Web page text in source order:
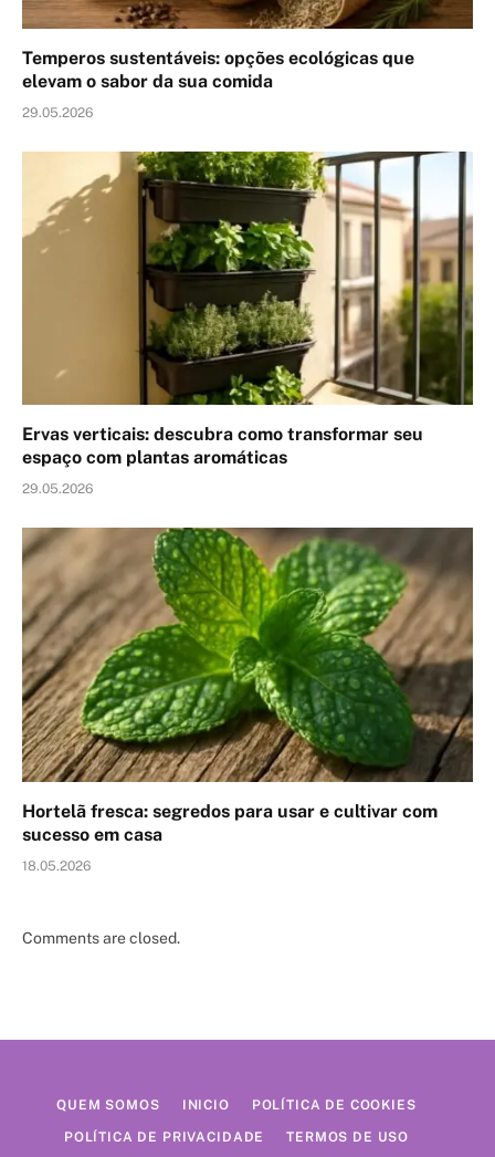
Temperos sustentáveis: opções ecológicas que
elevam o sabor da sua comida
29.05.2026
Ervas verticais: descubra como transformar seu
espaço com plantas aromáticas
29.05.2026
Hortelã fresca: segredos para usar e cultivar com
sucesso em casa
18.05.2026
Comments are closed.
QUEM SOMOS INICIO POLÍTICA DE COOKIES
POLÍTICA DE PRIVACIDADE TERMOS DE USO